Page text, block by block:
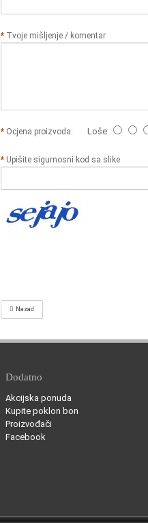
Tvoje mišljenje / komentar
Ocjena proizvoda: Loše
Upišite sigurnosni kod sa slike
Nazad
Dodatno
Akcijska ponuda
Kupite poklon bon
Proizvođači
Facebook